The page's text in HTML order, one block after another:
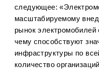
следующее:
масштабируемому
рынок электромобилей
чему способствуют
инфраструктуры по
количество